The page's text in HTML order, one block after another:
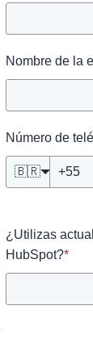
Nombre de la
Número de
🇧🇷
¿Utilizas
HubSpot?*